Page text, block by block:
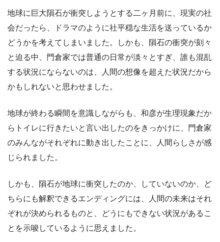
地球に巨大隕石が衝突しようとする二ヶ月前に、現実の社
会だったら、ドラマのように社平穏な生活を送っているか
どうかを考えてしまいました。しかも、隕石の衝突が刻々
と迫る中、門倉家では普通の日常が淡々とすぎ、誰も混乱
する状況にならないのは、人間の想像を超えた状況だから
かもしれないと思わせました。
地球が終わる瞬間を意識しながらも、和彦が生理現象だか
らトイレに行きたいと言い出したのをきっかけに、門倉家
のみんながそれぞれに動き出したことに、人間らしさが感
じられました。
しかも、隕石が地球に衝突したのか、していないのか、ど
ちらにも解釈できるエンディングには、人間の未来はそれ
ぞれが決められるものと、どうにもできない状況があるこ
とを示唆しているように思えました。